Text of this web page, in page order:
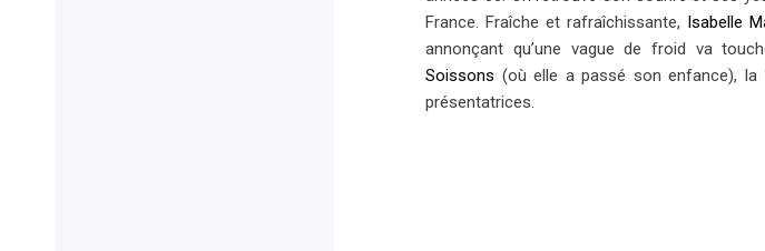
France. Fraîche et rafraîchissante, Isabelle
annonçant qu’une vague de froid va
Soissons (où elle a passé son enfance),
présentatrices.